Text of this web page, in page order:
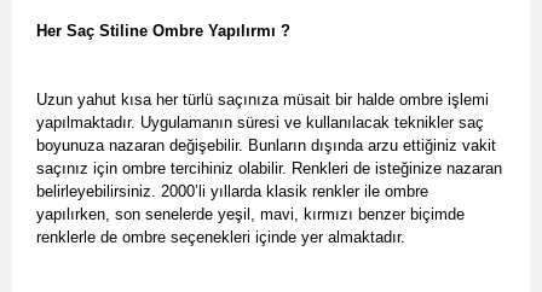
Her Saç Stiline Ombre Yapılırmı ?
Uzun yahut kısa her türlü saçınıza müsait bir halde ombre işlemi
yapılmaktadır. Uygulamanın süresi ve kullanılacak teknikler saç
boyunuza nazaran değişebilir. Bunların dışında arzu ettiğiniz vakit
saçınız için ombre tercihiniz olabilir. Renkleri de isteğinize nazaran
belirleyebilirsiniz. 2000’li yıllarda klasik renkler ile ombre
yapılırken, son senelerde yeşil, mavi, kırmızı benzer biçimde
renklerle de ombre seçenekleri içinde yer almaktadır.